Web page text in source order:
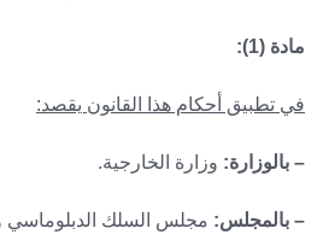
مادة (1):
في تطبيق أحكام هذا القانون يقصد:
– بالوزارة: وزارة الخارجية.
– بالمجلس: مجلس السلك الدبلوماسي